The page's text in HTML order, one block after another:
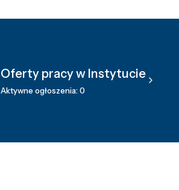
Oferty pracy w Instytucie
Aktywne ogłoszenia: 0